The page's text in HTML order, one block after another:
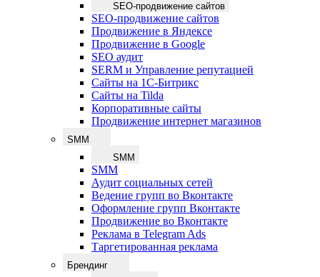
SEO-продвижение сайтов
SEO-продвижение сайтов
Продвижение в Яндексе
Продвижение в Google
SEO аудит
SERM и Управление репутацией
Сайты на 1С-Битрикс
Сайты на Tilda
Корпоративные сайты
Продвижение интернет магазинов
SMM
SMM
SMM
Аудит социальных сетей
Ведение групп во Вконтакте
Оформление групп Вконтакте
Продвижение во Вконтакте
Реклама в Telegram Ads
Таргетированная реклама
Брендинг